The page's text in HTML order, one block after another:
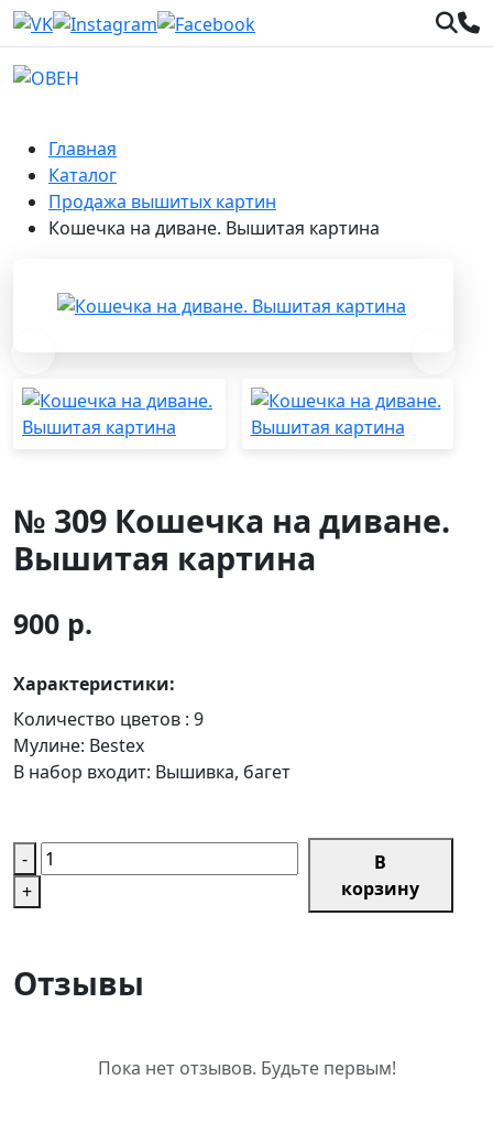
Главная
Каталог
Продажа вышитых картин
Кошечка на диване. Вышитая картина
№ 309 Кошечка на диване.
Вышитая картина
900 р.
Характеристики:
Количество цветов : 9
Мулине: Bestex
В набор входит: Вышивка, багет
-
+
В
корзину
Отзывы
Пока нет отзывов. Будьте первым!